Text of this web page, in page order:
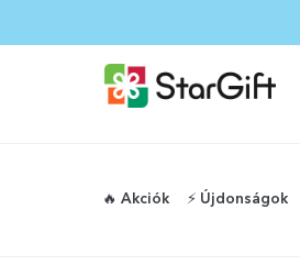
🔥 Akciók ⚡️ Újdonságok